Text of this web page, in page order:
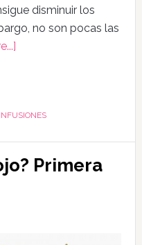
disminuir los
no son pocas las
INFUSIONES
Primera